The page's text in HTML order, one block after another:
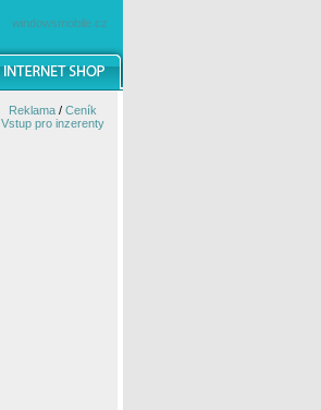
windowsmobile.cz
Reklama/ Ceník
Vstup pro inzerenty